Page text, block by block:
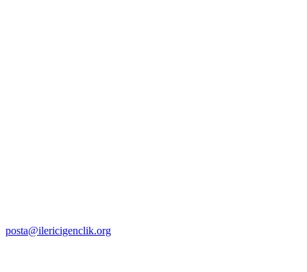
posta@ilericigenclik.org